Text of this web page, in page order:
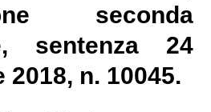
seconda
sentenza 24
2018, n. 10045.